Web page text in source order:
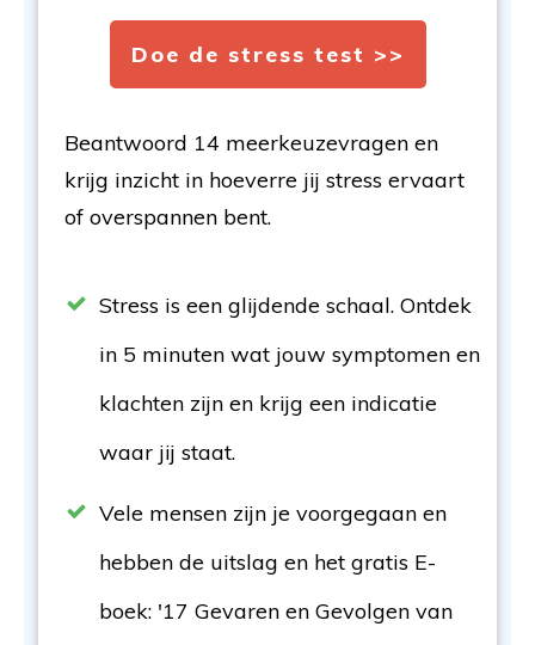
Doe de stress test >>
Beantwoord 14 meerkeuzevragen en
krijg inzicht in hoeverre jij stress ervaart
of overspannen bent.
Stress is een glijdende schaal. Ontdek
in 5 minuten wat jouw symptomen en
klachten zijn en krijg een indicatie
waar jij staat.
Vele mensen zijn je voorgegaan en
hebben de uitslag en het gratis E-
boek: '17 Gevaren en Gevolgen van